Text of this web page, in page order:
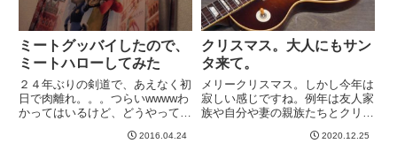
ミートグッバイしたので、
ミートハローしてみた
２４年ぶりの剣道で、あえなく初
日で肉離れ。。。つらいwwwwわ
かってはいるけど、どうやって力
らん。これは、リバ剣（早速使っ
2016.04.24
クリスマス。大人にもサン
タ来て。
メリークリスマス。しかし今年は
寂しい感じですね。例年は友人家
族や自分や妻の親族たちとクリス
わいして楽しい感じになるのです
2020.12.25